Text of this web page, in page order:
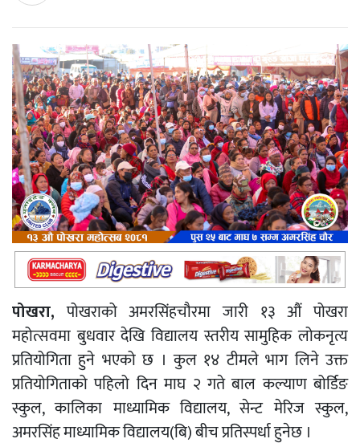
पोखरा, पोखराको अमरसिंहचौरमा जारी १३ औं पोखरा
महोत्सवमा बुधवार देखि विद्यालय स्तरीय सामुहिक लोकनृत्य
प्रतियोगिता हुने भएको छ । कुल १४ टीमले भाग लिने उक्त
प्रतियोगिताको पहिलो दिन माघ २ गते बाल कल्याण बोर्डिङ
स्कुल, कालिका माध्यामिक विद्यालय, सेन्ट मेरिज स्कुल,
अमरसिंह माध्यामिक विद्यालय(बि) बीच प्रतिस्पर्धा हुनेछ ।